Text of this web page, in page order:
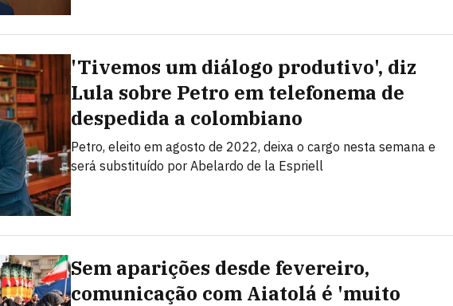
'Tivemos um diálogo produtivo', diz
Lula sobre Petro em telefonema de
despedida a colombiano
Petro, eleito em agosto de 2022, deixa o cargo nesta semana e
será substituído por Abelardo de la Espriell
Sem aparições desde fevereiro,
comunicação com Aiatolá é 'muito